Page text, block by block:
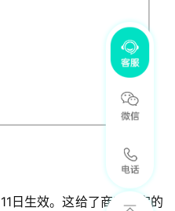
日生效。这给了商家一定的